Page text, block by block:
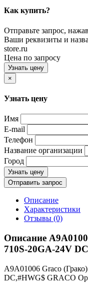
Как купить?
Отправьте запрос,
Ваши реквизиты и
store.ru
Цена по запросу
Узнать цену
×
Узнать цену
Имя
E-mail
Телефон
Название организации
Город
Узнать цену
Отправить запрос
Описание
Характеристики
Отзывы (0)
Описание
710S-20GA-24V
A9A01006 Graco
DC,#HWG$ GRACO